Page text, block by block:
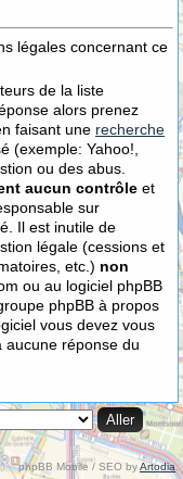
légales concernant ce
de la liste
alors prenez
faisant une recherche
(exemple: Yahoo!,
ou des abus.
aucun contrôle et
sur
Il est inutile de
légale (cessions et
etc.) non
ou au logiciel phpBB
phpBB à propos
vous devez vous
réponse du
phpBB Mobile / SEO byArtodia.